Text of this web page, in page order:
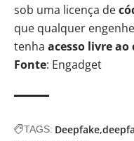
sob uma licença de
que qualquer
tenha acesso livre ao
Fonte: Engadget
TAGS: Deepfake